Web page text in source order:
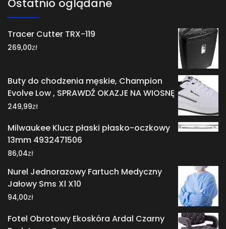
Ostatnio oglądane
Tracer Cutter TRX-119
269,00zł
Buty do chodzenia męskie, Champion
Evolve Low , SPRAWDŹ OKAZJE NA WIOSNĘ
249,99zł
Milwaukee Klucz płaski płasko-oczkowy
13mm 4932471506
86,04zł
Nurel Jednorazowy Fartuch Medyczny
Jałowy Sms Xl X10
94,00zł
Fotel Obrotowy Ekoskóra Ardal Czarny